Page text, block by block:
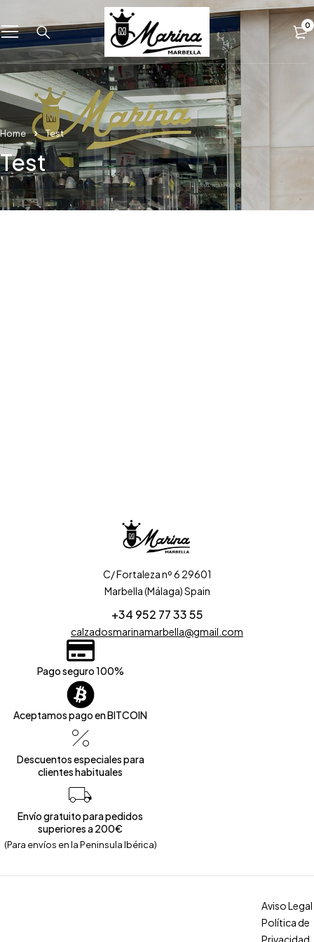
0
Home Test
Test
C/ Fortaleza nº 6 29601
Marbella (Málaga) Spain
+34 952 77 33 55
calzadosmarinamarbella@gmail.com
Pago seguro 100%
Aceptamos pago en BITCOIN
Descuentos especiales para
clientes habituales
Envío gratuito para pedidos
superiores a 200€
(Para envíos en la Peninsula Ibérica)
Aviso Legal
Política de
Privacidad